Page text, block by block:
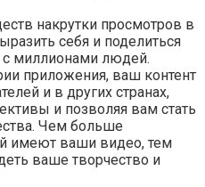
накрутки просмотров в
себя и поделиться
с миллионами людей.
приложения, ваш контент
и в других странах,
и позволяя вам стать
Чем больше
имеют ваши видео, тем
ваше творчество и